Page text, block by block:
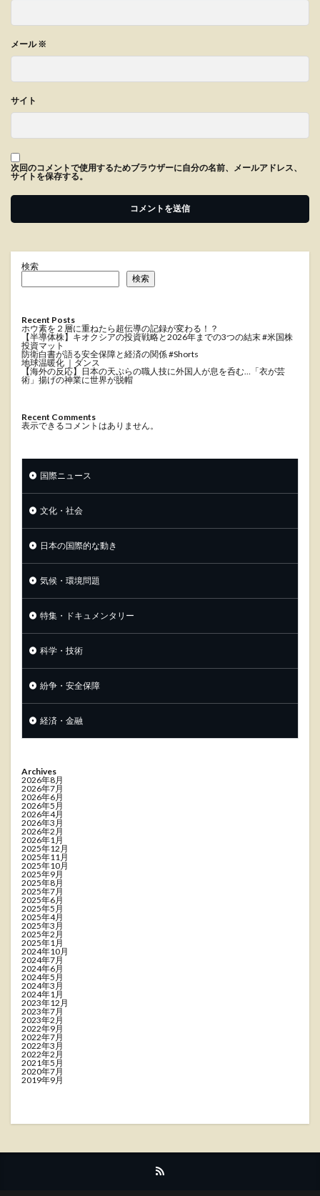
メール※
サイト
次回のコメントで使用するためブラウザーに自分の名前、メールアドレス、
サイトを保存する。
検索
検索
Recent Posts
ホウ素を２層に重ねたら超伝導の記録が変わる！？
【半導体株】キオクシアの投資戦略と2026年までの3つの結末 #米国株
投資マット
防衛白書が語る安全保障と経済の関係 #Shorts
地球温暖化 ｜ダンス
【海外の反応】日本の天ぷらの職人技に外国人が息を呑む…「衣が芸
術」揚げの神業に世界が脱帽
Recent Comments
表示できるコメントはありません。
国際ニュース
文化・社会
日本の国際的な動き
気候・環境問題
特集・ドキュメンタリー
科学・技術
紛争・安全保障
経済・金融
Archives
2026年8月
2026年7月
2026年6月
2026年5月
2026年4月
2026年3月
2026年2月
2026年1月
2025年12月
2025年11月
2025年10月
2025年9月
2025年8月
2025年7月
2025年6月
2025年5月
2025年4月
2025年3月
2025年2月
2025年1月
2024年10月
2024年7月
2024年6月
2024年5月
2024年3月
2024年1月
2023年12月
2023年7月
2023年2月
2022年9月
2022年7月
2022年3月
2022年2月
2021年5月
2020年7月
2019年9月